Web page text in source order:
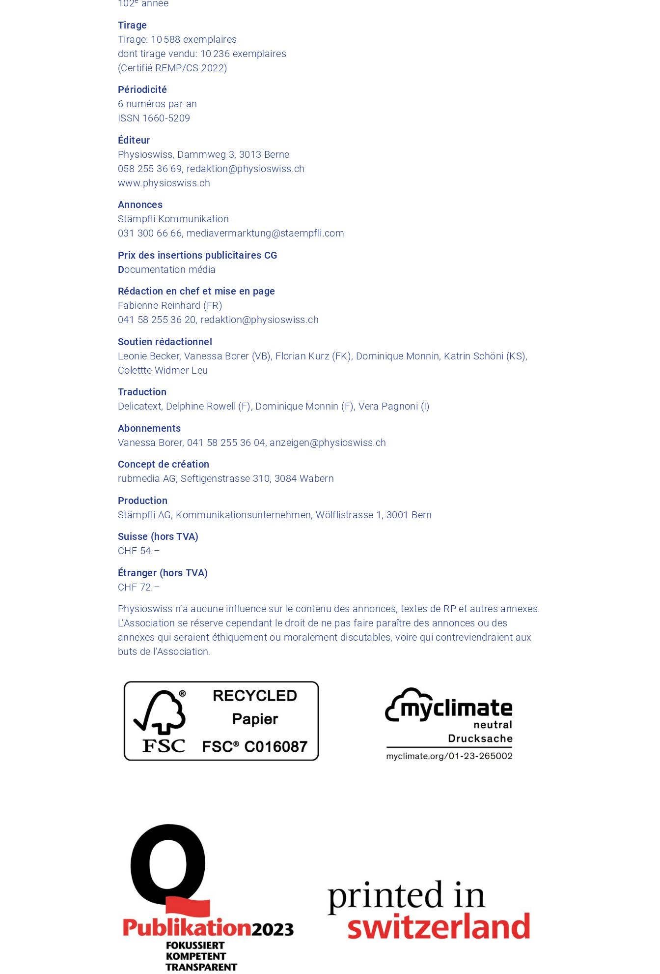
102
année
Tirage
Tirage: 10 588 exemplaires
dont tirage vendu: 10 236 exemplaires
(Certifié REMP/CS 2022)
Périodicité​
6 numéros par an
ISSN 1660-5209
Éditeur
Physioswiss, Dammweg 3, 3013 Berne
058 255 36 69, redaktion@physioswiss.ch
www.physioswiss.ch
Annonces
Stämpfli Kommunikation
031 300 66 66, mediavermarktung@staempfli.com
Prix des insertions publicitaires​ CG
Documentation média
Rédaction en chef ​et mise en page
Fabienne Reinhard (FR)
041 58 255 36 20, redaktion@physioswiss.ch
Soutien rédactionnel
Leonie Becker, Vanessa Borer (VB), Florian Kurz (FK), Dominique Monnin, Katrin Schöni (KS),
Colettte Widmer Leu
Traduction
Delicatext, Delphine Rowell (F), Dominique Monnin (F), Vera Pagnoni (I)
Abonnements
Vanessa Borer, 041 58 255 36 04, anzeigen@physioswiss.ch
Concept de création​
rubmedia AG, Seftigenstrasse 310, 3084 Wabern
Production
Stämpfli AG, Kommunikationsunternehmen, Wölflistrasse 1, 3001 Bern
Suisse (hors TVA)
CHF 54.–
Étranger (hors TVA)
CHF 72.–
Physioswiss n’a aucune influence sur le contenu des annonces, textes de RP et autres annexes.
L’Association se réserve cependant le droit de ne pas faire paraître des annonces ou des
annexes qui seraient éthiquement ou moralement discutables, voire qui contreviendraient aux
buts de l’Association.